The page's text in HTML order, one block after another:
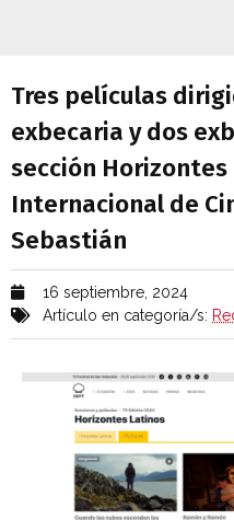
Tres películas
exbecaria y dos
sección
Internacional de
Sebastián
16 septiembre, 2024
Artículo en categoría/s: